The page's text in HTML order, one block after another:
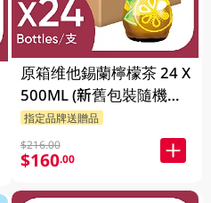
原箱维他錫蘭檸檬茶 24 X
500ML (新舊包裝隨機發
貨)
指定品牌送贈品
$216.00
$160.00